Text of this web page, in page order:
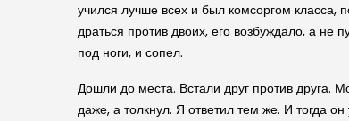
учился лучше всех и был комсоргом класса,
драться против двоих, его возбуждало, а не
под ноги, и сопел.
Дошли до места. Встали друг против друга.
даже, а толкнул. Я ответил тем же. И тогда